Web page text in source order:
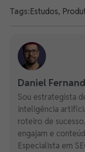
Tags:Estudos,
Daniel
Sou estrategista
inteligência
roteiro de
engajam e
Especialista em